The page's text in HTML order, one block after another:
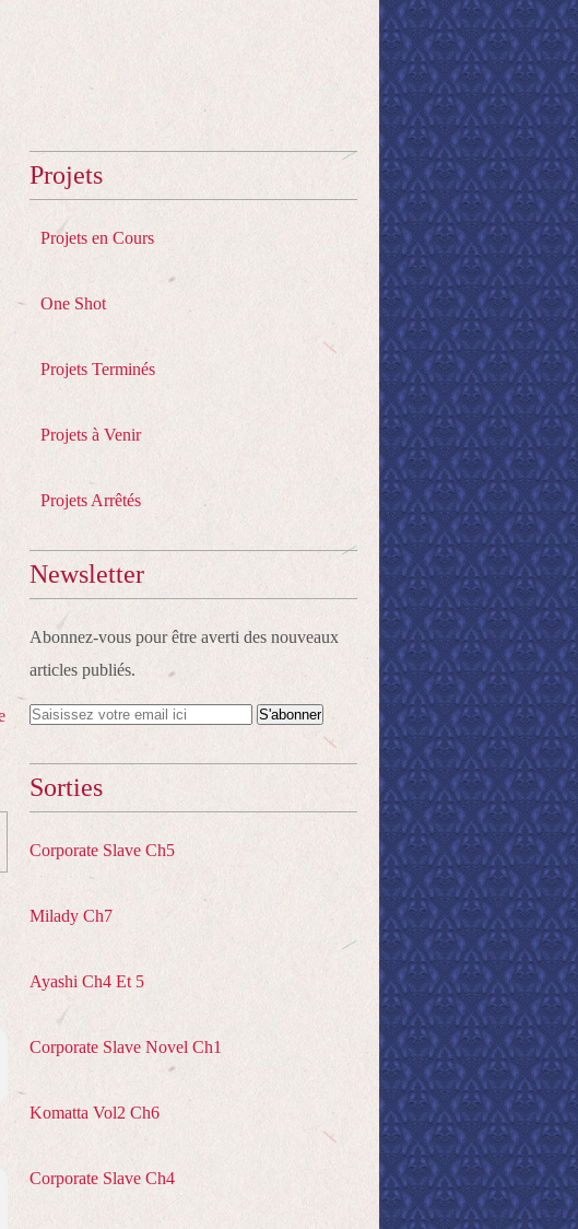
Projets
Projets en Cours
One Shot
Projets Terminés
Projets à Venir
Projets Arrêtés
Newsletter
Abonnez-vous pour être averti des nouveaux
articles publiés.
Sorties
Corporate Slave Ch5
Milady Ch7
Ayashi Ch4 Et 5
Corporate Slave Novel Ch1
Komatta Vol2 Ch6
Corporate Slave Ch4